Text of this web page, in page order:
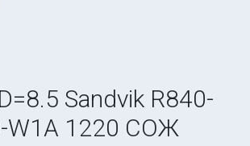
Sandvik R840-
W1A 1220 СОЖ